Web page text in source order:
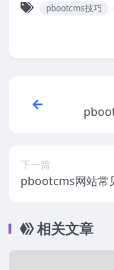
pbootcms技巧
下一篇
pbootcms网站常
相关文章